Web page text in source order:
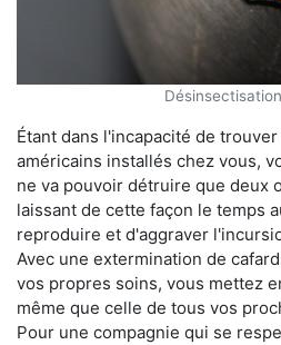
Étant dans l'incapacité de
américains installés chez vous,
ne va pouvoir détruire que deux
laissant de cette façon le temps
reproduire et d'aggraver
Avec une extermination de
vos propres soins, vous mettez
même que celle de tous vos
Pour une compagnie qui se